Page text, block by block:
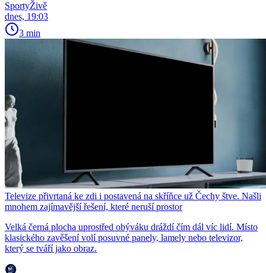
SportyŽivě
dnes, 19:03
3 min
Televize přivrtaná ke zdi i postavená na skříňce už Čechy štve. Našli
mnohem zajímavější řešení, které neruší prostor
Velká černá plocha uprostřed obýváku dráždí čím dál víc lidí. Místo
klasického zavěšení volí posuvné panely, lamely nebo televizor,
který se tváří jako obraz.